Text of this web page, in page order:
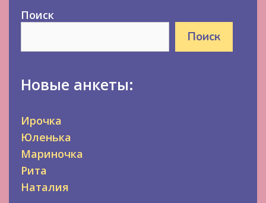
Поиск
Поиск
Новые анкеты:
Ирочка
Юленька
Мариночка
Рита
Наталия